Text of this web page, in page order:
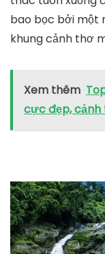
bao bọc bởi một
khung cảnh thơ
Xem thêm
cực đẹp,